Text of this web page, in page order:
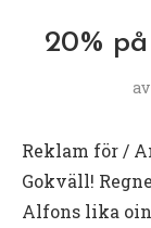
20%
av
Reklam för /
Gokväll!
Alfons lika